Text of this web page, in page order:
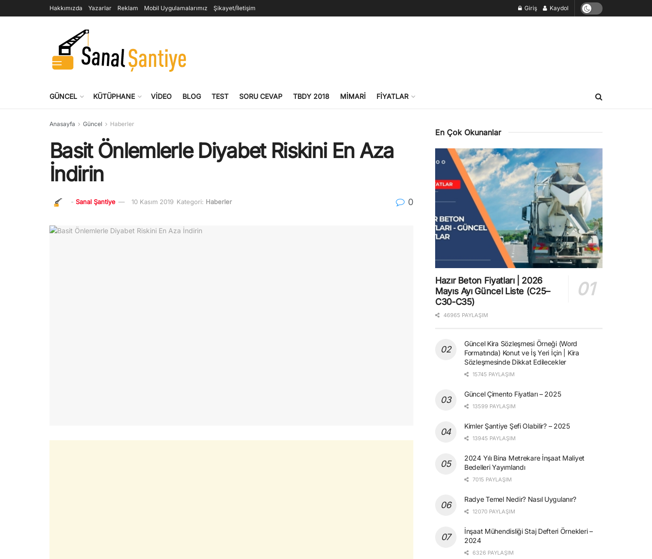
Hakkımızda Yazarlar Reklam Mobil Uygulamalarımız Şikayet/İletişim Giriş Kaydol
GÜNCEL KÜTÜPHANE VIDEO BLOG TEST SORU CEVAP TBDY 2018 MIMARI FIYATLAR
Anasayfa Güncel Haberler
Basit Önlemlerle Diyabet Riskini En Aza
İndirin
- Sanal Şantiye 10 Kasım 2019 Kategori: Haberler 0
En Çok Okunanlar
Hazır Beton Fiyatları | 2026
Mayıs Ayı Güncel Liste (C25–
C30-C35)
46965 PAYLAŞIM
Güncel Kira Sözleşmesi Örneği (Word
Formatında) Konut ve İş Yeri İçin | Kira
Sözleşmesinde Dikkat Edilecekler
15745 PAYLAŞIM
Güncel Çimento Fiyatları – 2025
13599 PAYLAŞIM
Kimler Şantiye Şefi Olabilir? – 2025
13945 PAYLAŞIM
2024 Yılı Bina Metrekare İnşaat Maliyet
Bedelleri Yayımlandı
7015 PAYLAŞIM
Radye Temel Nedir? Nasıl Uygulanır?
12070 PAYLAŞIM
İnşaat Mühendisliği Staj Defteri Örnekleri –
2024
6326 PAYLAŞIM